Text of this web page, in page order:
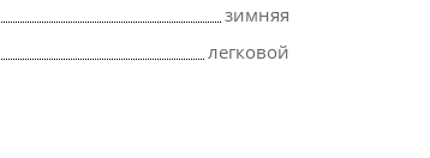
зимняя
легковой